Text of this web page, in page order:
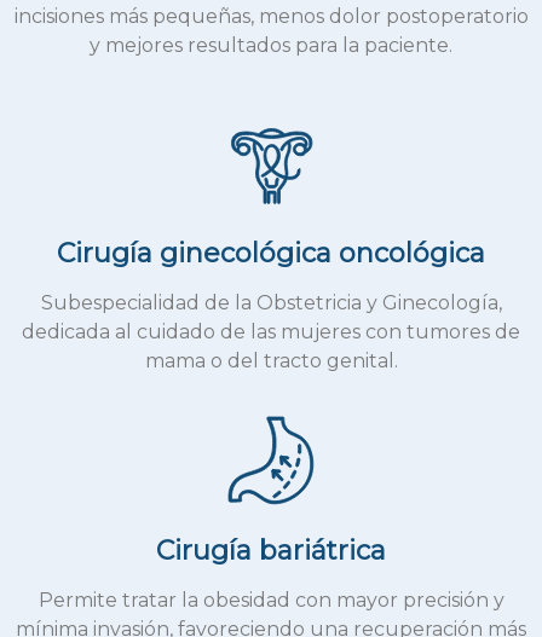
incisiones más pequeñas, menos dolor postoperatorio
y mejores resultados para la paciente.
Cirugía ginecológica oncológica
Subespecialidad de la Obstetricia y Ginecología,
dedicada al cuidado de las mujeres con tumores de
mama o del tracto genital.
Cirugía bariátrica
Permite tratar la obesidad con mayor precisión y
mínima invasión, favoreciendo una recuperación más